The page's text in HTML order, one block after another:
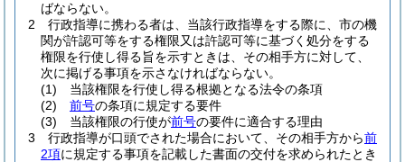
ばならない。
2
行政指導に携わる者は、当該行政指導をする際に、市の機
関が許認可等をする権限又は許認可等に基づく処分をする
権限を行使し得る旨を示すときは、その相手方に対して、
次に掲げる事項を示さなければならない。
(1)
当該権限を行使し得る根拠となる法令の条項
(2)
前号の条項に規定する要件
(3)
当該権限の行使が前号の要件に適合する理由
3
行政指導が口頭でされた場合において、その相手方から前
2項に規定する事項を記載した書面の交付を求められたとき